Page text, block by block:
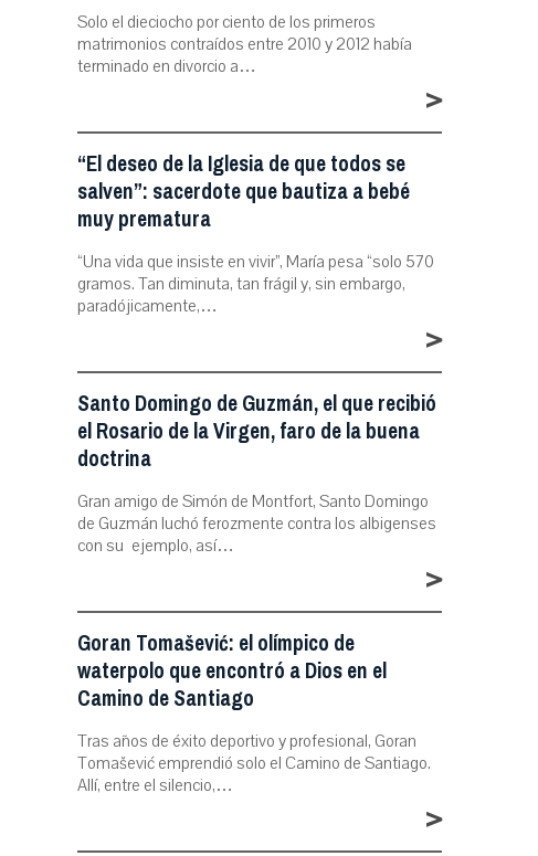
Solo el dieciocho por ciento de los primeros
matrimonios contraídos entre 2010 y 2012 había
terminado en divorcio a…
>
“El deseo de la Iglesia de que todos se
salven”: sacerdote que bautiza a bebé
muy prematura
“Una vida que insiste en vivir”, María pesa “solo 570
gramos. Tan diminuta, tan frágil y, sin embargo,
paradójicamente,…
>
Santo Domingo de Guzmán, el que recibió
el Rosario de la Virgen, faro de la buena
doctrina
Gran amigo de Simón de Montfort, Santo Domingo
de Guzmán luchó ferozmente contra los albigenses
con su ejemplo, así…
>
Goran Tomašević: el olímpico de
waterpolo que encontró a Dios en el
Camino de Santiago
Tras años de éxito deportivo y profesional, Goran
Tomašević emprendió solo el Camino de Santiago.
Allí, entre el silencio,…
>